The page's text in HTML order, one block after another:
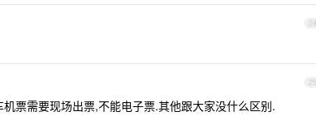
24
25
票需要现场出票,不能电子票.其他跟大家没什么区别.